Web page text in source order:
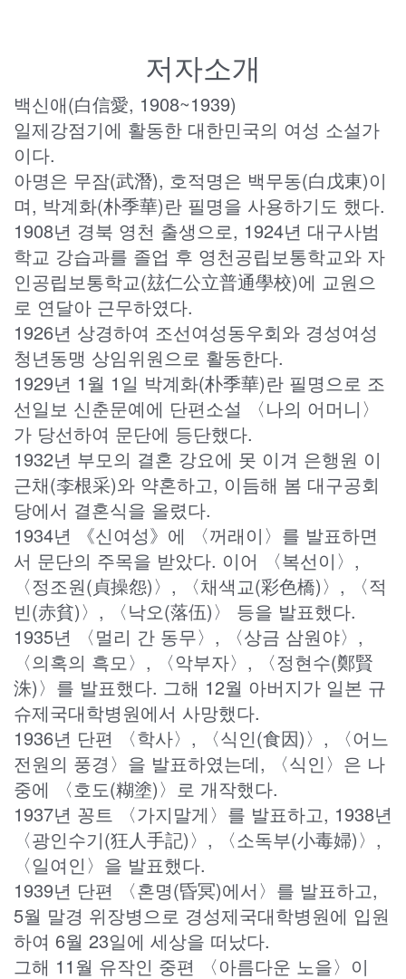
저자소개
백신애(白信愛, 1908~1939)
일제강점기에 활동한 대한민국의 여성 소설가
이다.
아명은 무잠(武潛), 호적명은 백무동(白戊東)이
며, 박계화(朴季華)란 필명을 사용하기도 했다.
1908년 경북 영천 출생으로, 1924년 대구사범
학교 강습과를 졸업 후 영천공립보통학교와 자
인공립보통학교(玆仁公立普通學校)에 교원으
로 연달아 근무하였다.
1926년 상경하여 조선여성동우회와 경성여성
청년동맹 상임위원으로 활동한다.
1929년 1월 1일 박계화(朴季華)란 필명으로 조
선일보 신춘문예에 단편소설 〈나의 어머니〉
가 당선하여 문단에 등단했다.
1932년 부모의 결혼 강요에 못 이겨 은행원 이
근채(李根采)와 약혼하고, 이듬해 봄 대구공회
당에서 결혼식을 올렸다.
1934년 《신여성》에 〈꺼래이〉를 발표하면
서 문단의 주목을 받았다. 이어 〈복선이〉,
〈정조원(貞操怨)〉, 〈채색교(彩色橋)〉, 〈적
빈(赤貧)〉, 〈낙오(落伍)〉 등을 발표했다.
1935년 〈멀리 간 동무〉, 〈상금 삼원야〉,
〈의혹의 흑모〉, 〈악부자〉, 〈정현수(鄭賢
洙)〉를 발표했다. 그해 12월 아버지가 일본 규
슈제국대학병원에서 사망했다.
1936년 단편 〈학사〉, 〈식인(食因)〉, 〈어느
전원의 풍경〉을 발표하였는데, 〈식인〉은 나
중에 〈호도(糊塗)〉로 개작했다.
1937년 꽁트 〈가지말게〉를 발표하고, 1938년
〈광인수기(狂人手記)〉, 〈소독부(小毒婦)〉,
〈일여인〉을 발표했다.
1939년 단편 〈혼명(昏冥)에서〉를 발표하고,
5월 말경 위장병으로 경성제국대학병원에 입원
하여 6월 23일에 세상을 떠났다.
그해 11월 유작인 중편 〈아름다운 노을〉이